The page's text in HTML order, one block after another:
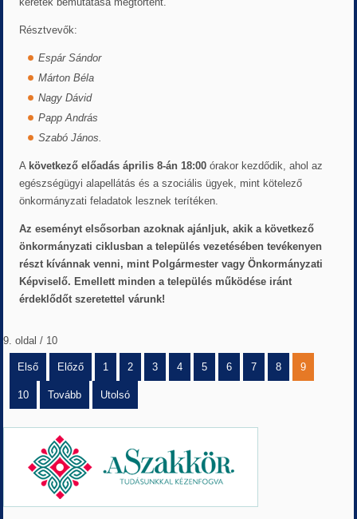
Résztvevők:
Espár Sándor
Márton Béla
Nagy Dávid
Papp András
Szabó János.
A következő előadás április 8-án 18:00 órakor kezdődik, ahol az
egészségügyi alapellátás és a szociális ügyek, mint kötelező
önkormányzati feladatok lesznek terítéken.
Az eseményt elsősorban azoknak ajánljuk, akik a következő
önkormányzati ciklusban a település vezetésében tevékenyen
részt kívánnak venni, mint Polgármester vagy Önkormányzati
Képviselő. Emellett minden a település működése iránt
érdeklődőt szeretettel várunk!
9. oldal / 10
Első Előző 1 2 3 4 5 6 7 8 9
10 Tovább Utolsó